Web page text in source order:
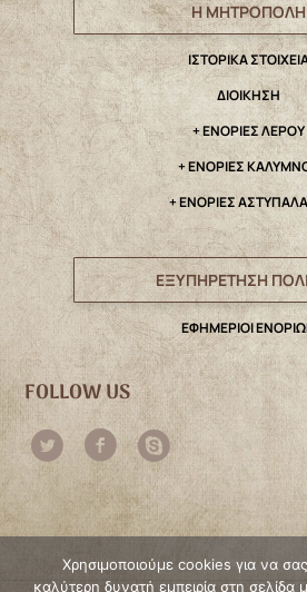
Η ΜΗΤΡΟΠΟΛΗ
IΣΤΟΡΙΚΑ
ΔΙΟΙΚΗΣΗ
+ ΕΝΟΡΙΕΣ ΛΕΡΟΥ
+ ΕΝΟΡΙΕΣ
+ ΕΝΟΡΙΕΣ
ΕΞΥΠΗΡΕΤΗΣΗ
ΕΦΗΜΕΡΙΟΙ
FOLLOW US
Χρησιμοποιούμε cookies για να
καλύτερη δυνατή εμπειρία στη σελίδα